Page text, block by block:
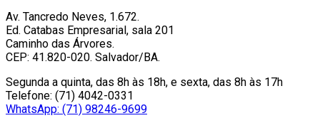
Av. Tancredo Neves, 1.672.
Ed. Catabas Empresarial, sala 201
Caminho das Árvores.
CEP: 41.820-020. Salvador/BA.
Segunda a quinta, das 8h às 18h, e sexta, das 8h às 17h
Telefone: (71) 4042-0331
WhatsApp: (71) 98246-9699